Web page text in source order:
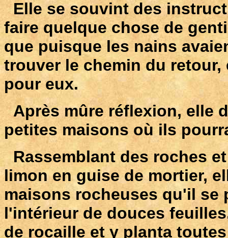
Elle se souvint des
faire quelque chose de
que puisque les nains
trouver le chemin du
pour eux.
Après mûre réflexion, elle
petites maisons où ils
Rassemblant des roches
limon en guise de mortier,
maisons rocheuses qu'il se
l'intérieur de douces
de rocaille et y planta